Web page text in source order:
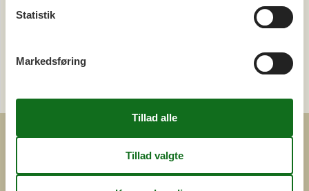
Luksus
Kategori
Statistik
Markedsføring